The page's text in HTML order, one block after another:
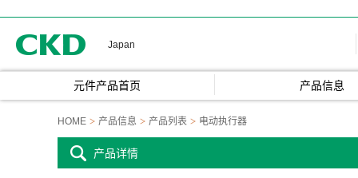
Japan
元件产品首页 产品信息
HOME 产品信息 产品列表 电动执行器
产品详情